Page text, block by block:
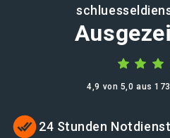
4,9 von 5,0 aus
24 Stunden Notdienst